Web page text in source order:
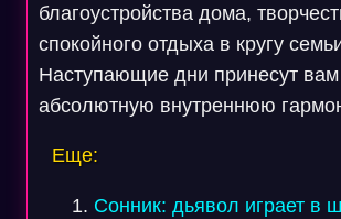
благоустройства дома,
спокойного отдыха в кругу
Наступающие дни принесут вам
абсолютную внутреннюю
Еще:
Сонник: дьявол играет в